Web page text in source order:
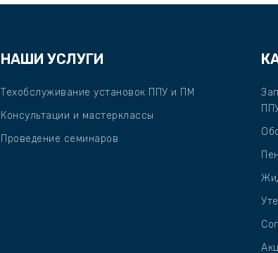
НАШИ УСЛУГИ
Техобслуживание установок ППУ и ПМ
Консультации и мастерклассы
Проведение семинаров